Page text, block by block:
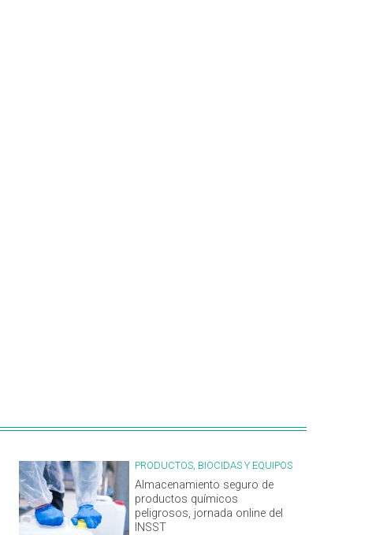
PRODUCTOS, BIOCIDAS Y EQUIPOS
Almacenamiento seguro de
productos químicos
peligrosos, jornada online del
INSST